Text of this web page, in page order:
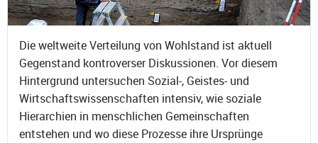
Die weltweite Verteilung von Wohlstand ist aktuell
Gegenstand kontroverser Diskussionen. Vor diesem
Hintergrund untersuchen Sozial-, Geistes- und
Wirtschaftswissenschaften intensiv, wie soziale
Hierarchien in menschlichen Gemeinschaften
entstehen und wo diese Prozesse ihre Ursprünge